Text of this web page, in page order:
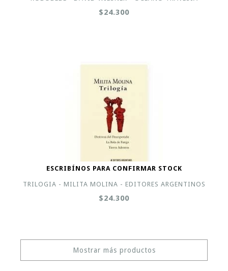
$24.300
ESCRIBÍNOS PARA CONFIRMAR STOCK
TRILOGIA - MILITA MOLINA - EDITORES ARGENTINOS
$24.300
Mostrar más productos